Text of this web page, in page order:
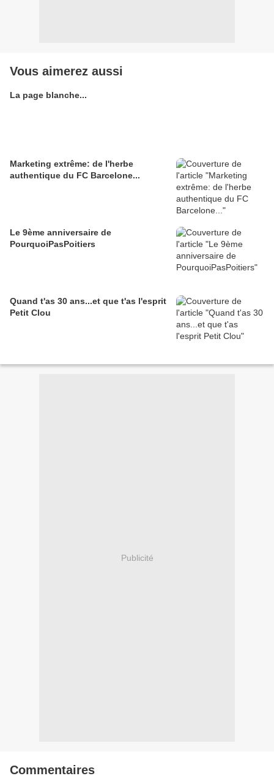
Vous aimerez aussi
La page blanche...
Marketing extrême: de l'herbe
authentique du FC Barcelone...
Le 9ème anniversaire de
PourquoiPasPoitiers
Quand t'as 30 ans...et que t'as l'esprit
Petit Clou
Publicité
Commentaires